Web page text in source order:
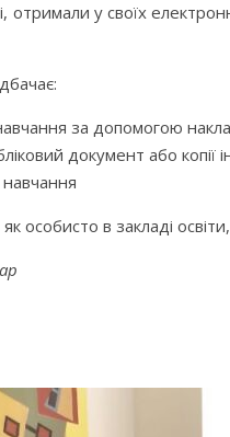
отримали у своїх
за допомогою
документ або
навчання
особисто в закладі